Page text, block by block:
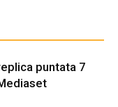
puntata 7